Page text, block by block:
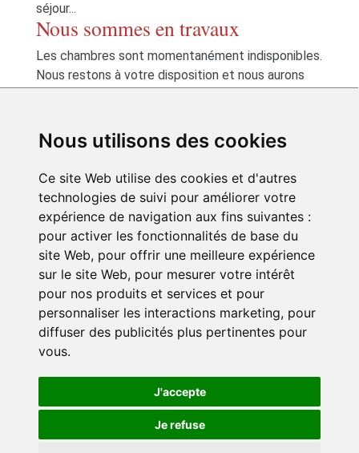
Nous utilisons des cookies
Ce site Web utilise des cookies et d'autres
technologies de suivi pour améliorer votre
expérience de navigation aux fins suivantes :
pour activer les fonctionnalités de base du
site Web, pour offrir une meilleure expérience
sur le site Web, pour mesurer votre intérêt
pour nos produits et services et pour
personnaliser les interactions marketing, pour
diffuser des publicités plus pertinentes pour
vous.
J'accepte
Je refuse
séjour...
Nous sommes en travaux
Les chambres sont momentanément indisponibles.
Nous restons à votre disposition et nous aurons
Le Château de Lantilly est une propriété privée (I.S.M.H.)
Château de Lantilly
Rue du Colombier
58800 CERVON
Bourgogne, France
Accueil
Presse
Chambres
Histoire
Région
Contact
Mentions